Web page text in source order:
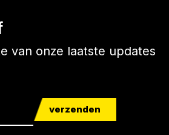
van onze laatste updates
verzenden